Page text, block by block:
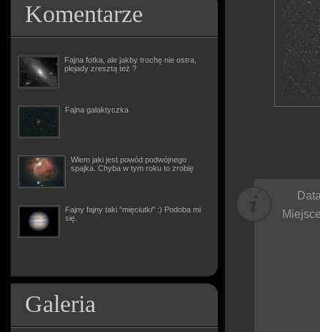
Komentarze
Fajna fotka, ale jakby trochę nie ostra,
plejady zresztą też ?
Fajna galaktyczka
Wiem jaki jest powód podwójnego
spajka. Chyba w tym roku to zrobię
Fajny fajny taki "mięciutki" :) Podoba mi
się.
Galeria